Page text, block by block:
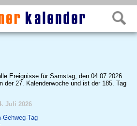
Ereignisse für Samstag, den 04.07.2026
der 27. Kalenderwoche und ist der 185. Tag
Juli 2026
Gehweg-Tag